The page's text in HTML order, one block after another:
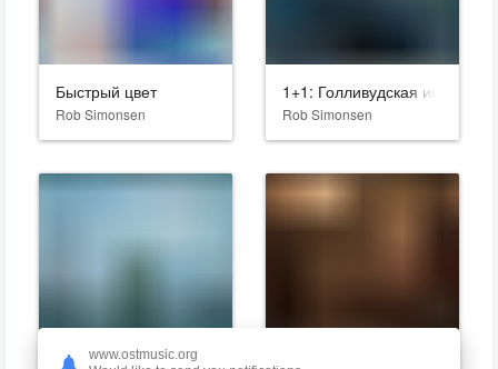
Быстрый цвет
Rob Simonsen
1+1: Голливудская история
Rob Simonsen
www.ostmusic.org